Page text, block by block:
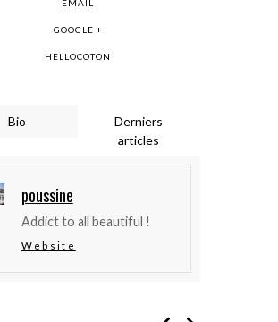
EMAIL
GOOGLE +
HELLOCOTON
Bio
Derniers
articles
poussine
Addict to all beautiful !
Website